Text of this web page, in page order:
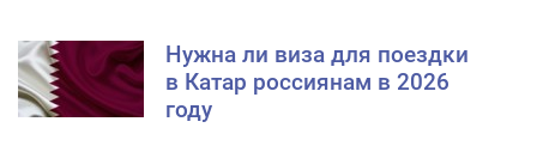
Нужна ли виза для поездки
в Катар россиянам в 2026
году